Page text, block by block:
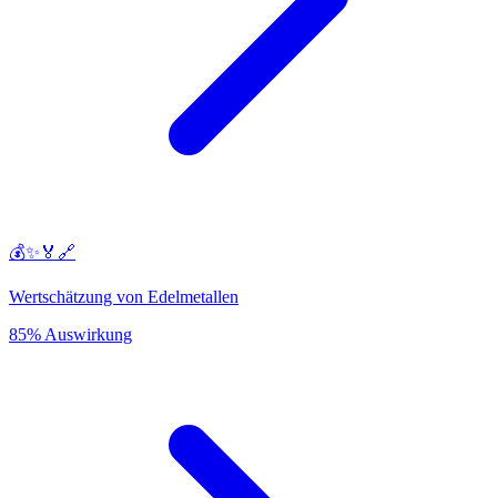
💰✨🏅🔗
Wertschätzung von Edelmetallen
85% Auswirkung